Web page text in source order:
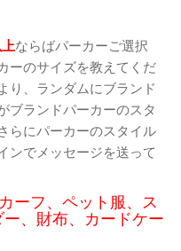
ならばパーカーご選択
ーのサイズを教えてくだ
り、ランダムにブランド
ブランドパーカーのスタ
らにパーカーのスタイル
ンでメッセージを送って
ーフ、ペット服、ス
、財布、カードケー